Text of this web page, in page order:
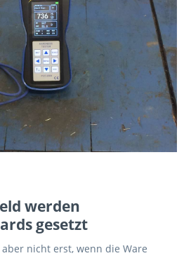
werden
gesetzt
nicht erst, wenn die Ware